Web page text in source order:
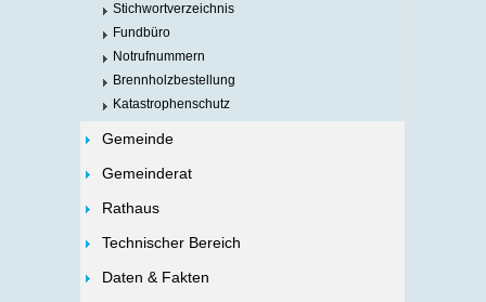
Stichwortverzeichnis
Fundbüro
Notrufnummern
Brennholzbestellung
Katastrophenschutz
Gemeinde
Gemeinderat
Rathaus
Technischer Bereich
Daten & Fakten